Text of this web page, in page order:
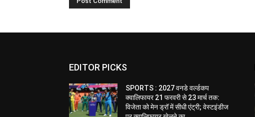
EDITOR PICKS
SPORTS : 2027 वनडे वर्ल्डकप
क्वालिफायर 21 फरवरी से 23 मार्च तक:
विजेता को मेन ड्रॉ में सीधी एंट्री; वेस्टइंडीज